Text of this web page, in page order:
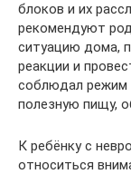
блоков и их
рекомендуют
ситуацию дома,
реакции и
соблюдал режим
полезную пищу,
К ребёнку с
относиться